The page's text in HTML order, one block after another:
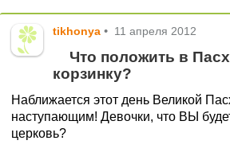
tikhonya • 11 апреля 2012
Что положить в
корзинку?
Наближается этот день Великой
наступающим! Девочки, что ВЫ
церковь?